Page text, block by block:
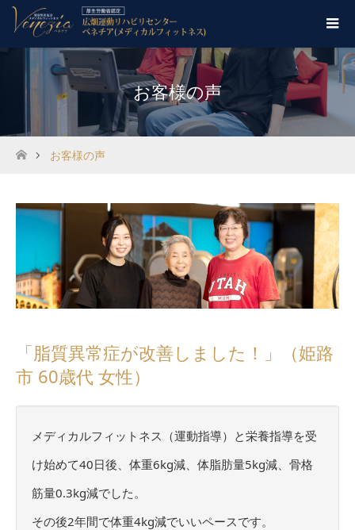
お客様の声
ホーム
お客様の声
「脂質異常症が改善しました！」（姫路
市 60歳代 女性）
メディカルフィットネス（運動指導）と栄養指導を受
け始めて40日後、体重6kg減、体脂肪量5kg減、骨格
筋量0.3kg減でした。
その後2年間で体重4kg減でいいペースです。